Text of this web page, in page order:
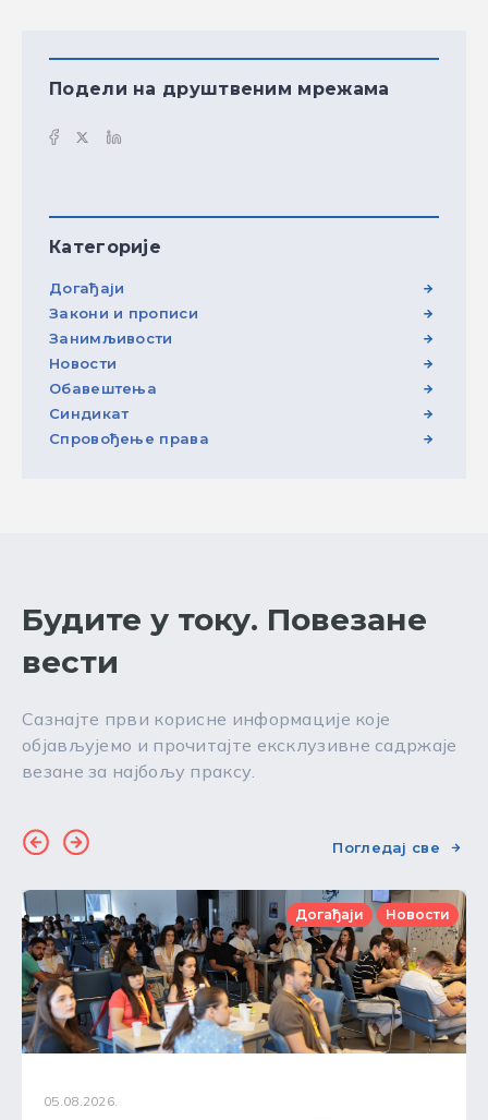
Подели на друштвеним мрежама
Категорије
Догађаји
Закони и прописи
Занимљивости
Новости
Обавештења
Синдикат
Спровођење права
Будите у току. Повезане
вести
Сазнајте први корисне информације које
објављујемо и прочитајте ексклузивне садржаје
везане за најбољу праксу.
Погледај све
Догађаји Новости
05.08.2026.